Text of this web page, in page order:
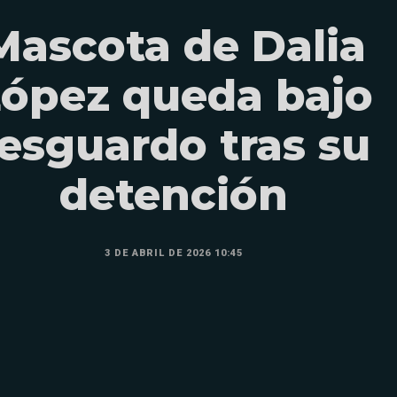
de Dalia
queda bajo
tras su
detención
3 DE ABRIL DE 2026 10:45